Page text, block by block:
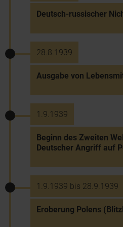
Deutsch-russischer
28.8.1939
Ausgabe von
1.9.1939
Beginn des Zweiten
Deutscher Angriff auf
1.9.1939 bis 28.9.1939
Eroberung Polens